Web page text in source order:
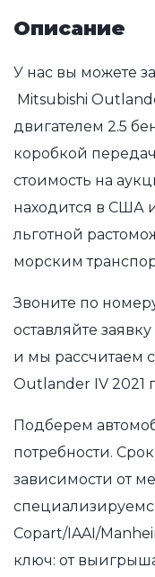
Описание
У нас вы можете
Mitsubishi
двигателем 2.5
коробкой передач
стоимость на
находится в США
льготной
морским
Звоните по
оставляйте
и мы рассчитаем
Outlander IV 2021
Подберем
потребности.
зависимости от
Copart/IAAI/
ключ: от